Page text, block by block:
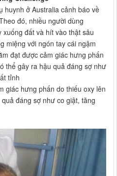
huynh ở Australia cảnh báo về
đó, nhiều người dùng
đất và hít vào thật sâu
miệng với ngón tay cái ngậm
đạt được cảm giác hưng phấn
thể gây ra hậu quả đáng sợ như
tỉnh
giác hưng phấn do thiếu oxy lên
đáng sợ như co giật, tăng